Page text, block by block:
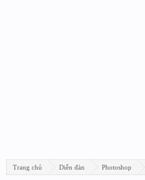
Trang chủ Diễn đàn Photoshop